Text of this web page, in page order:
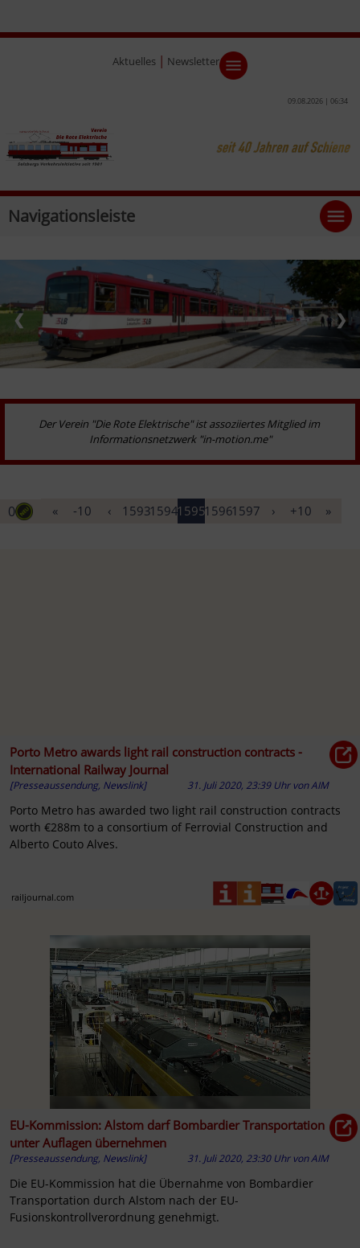
Aktuelles | Newsletter
09.08.2026 | 06:34
Navigationsleiste
❮ ❯
Der Verein "Die Rote Elektrische" ist assoziiertes Mitglied im
Informationsnetzwerk "in-motion.me"
0 « -10 ‹ 15931594159515961597 › +10 »
Porto Metro awards light rail construction contracts -
International Railway Journal
[Presseaussendung, Newslink] 31. Juli 2020, 23:39 Uhr vonAIM
Porto Metro has awarded two light rail construction contracts
worth €288m to a consortium of Ferrovial Construction and
Alberto Couto Alves.
railjournal.com
EU-Kommission: Alstom darf Bombardier Transportation
unter Auflagen übernehmen
[Presseaussendung, Newslink] 31. Juli 2020, 23:30 Uhr vonAIM
Die EU-Kommission hat die Übernahme von Bombardier
Transportation durch Alstom nach der EU-
Fusionskontrollverordnung genehmigt.